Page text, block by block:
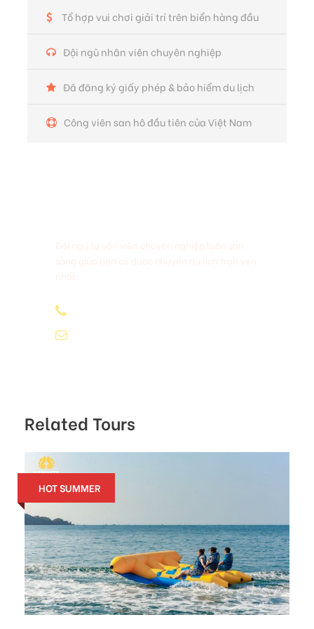
Tổ hợp vui chơi giải trí trên biển hàng đầu
Đội ngũ nhân viên chuyên nghiệp
Đã đăng ký giấy phép & bảo hiểm du lịch
Công viên san hô đầu tiên của Việt Nam
Đồ lặn
Khăn
Dép
Hành trình
Đến công viên san hô Phú Quốc
Related Tours
HOT SUMMER